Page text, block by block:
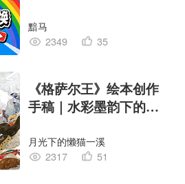
黯马
2349
35
《格萨尔王》绘本创作
手稿｜水彩墨韵下的史
月光下的懒猫一溪
2317
51